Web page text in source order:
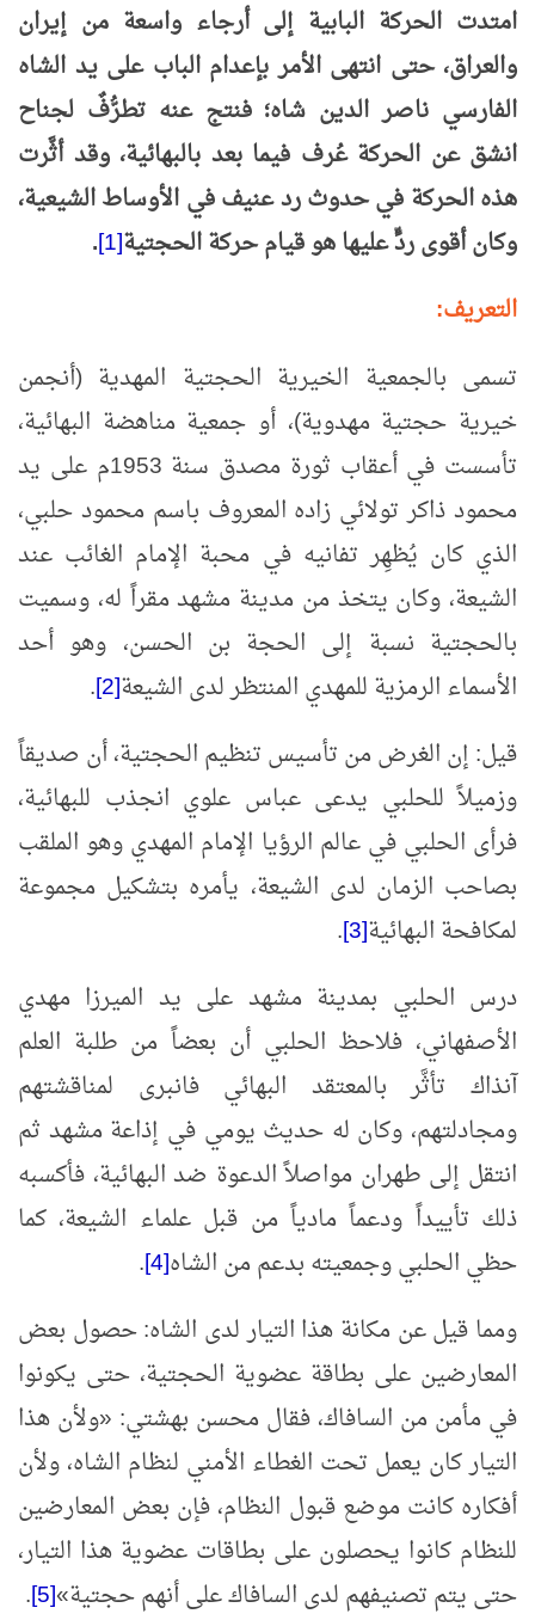
امتدت الحركة البابية إلى أرجاء واسعة من إيران
والعراق، حتى انتهى الأمر بإعدام الباب على يد الشاه
الفارسي ناصر الدين شاه؛ فنتج عنه تطرُّفٌ لجناح
انشق عن الحركة عُرف فيما بعد بالبهائية، وقد أثَّرت
هذه الحركة في حدوث رد عنيف في الأوساط الشيعية،
وكان أقوى ردٍّ عليها هو قيام حركة الحجتية[1]
.
التعريف:
تسمى بالجمعية الخيرية الحجتية المهدية (أنجمن
خيرية حجتية مهدوية)، أو جمعية مناهضة البهائية،
تأسست في أعقاب ثورة مصدق سنة 1953م على يد
محمود ذاكر تولائي زاده المعروف باسم محمود حلبي،
الذي كان يُظهِر تفانيه في محبة الإمام الغائب عند
الشيعة، وكان يتخذ من مدينة مشهد مقراً له، وسميت
بالحجتية نسبة إلى الحجة بن الحسن، وهو أحد
الأسماء الرمزية للمهدي المنتظر لدى الشيعة[2]
.
قيل: إن الغرض من تأسيس تنظيم الحجتية، أن صديقاً
وزميلاً للحلبي يدعى عباس علوي انجذب للبهائية،
فرأى الحلبي في عالم الرؤيا الإمام المهدي وهو الملقب
بصاحب الزمان لدى الشيعة، يأمره بتشكيل مجموعة
لمكافحة البهائية[3]
.
درس الحلبي بمدينة مشهد على يد الميرزا مهدي
الأصفهاني، فلاحظ الحلبي أن بعضاً من طلبة العلم
آنذاك تأثَّر بالمعتقد البهائي فانبرى لمناقشتهم
ومجادلتهم، وكان له حديث يومي في إذاعة مشهد ثم
انتقل إلى طهران مواصلاً الدعوة ضد البهائية، فأكسبه
ذلك تأييداً ودعماً مادياً من قبل علماء الشيعة، كما
حظي الحلبي وجمعيته بدعم من الشاه[4]
.
ومما قيل عن مكانة هذا التيار لدى الشاه: حصول بعض
المعارضين على بطاقة عضوية الحجتية، حتى يكونوا
في مأمن من السافاك، فقال محسن بهشتي: «ولأن هذا
التيار كان يعمل تحت الغطاء الأمني لنظام الشاه، ولأن
أفكاره كانت موضع قبول النظام، فإن بعض المعارضين
للنظام كانوا يحصلون على بطاقات عضوية هذا التيار،
حتى يتم تصنيفهم لدى السافاك على أنهم حجتية»
[5]
.